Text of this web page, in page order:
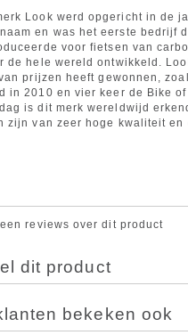
Look werd opgericht in de
en was het eerste bedrijf
voor fietsen van
de hele wereld ontwikkeld.
prijzen heeft gewonnen,
in 2010 en vier keer de Bike
is dit merk wereldwijd
zijn van zeer hoge kwaliteit
reviews over dit product
dit product
bekeken ook